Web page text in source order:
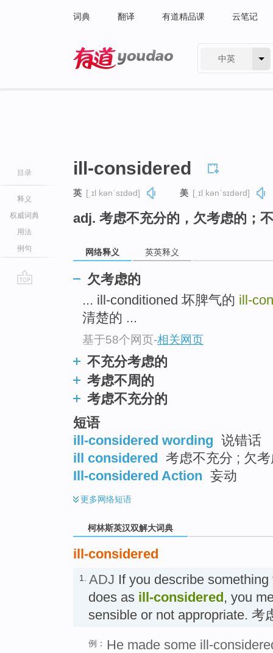
词典 翻译 有道精品课 云笔记
中英
目录
释义
权威词典
用法
例句
ill-considered
英 [ˌɪl kənˈsɪdəd] 美 [ˌɪl kənˈsɪdərd]
adj. 考虑不充分的，欠考虑的；
网络释义 英英释义
欠考虑的
... ill-conditioned 坏脾气的 ill-
清楚的 ...
基于58个网页-相关网页
不充分考虑的
考虑不周的
考虑不充分的
短语
ill-considered wording 说错话
ill considered 考虑不充分 ; 欠
Ill-considered Action 妄动
更多网络短语
柯林斯英汉双解大词典
ill-considered
1. ADJ If you describe
does as ill-considered, you
sensible or not appropriate. 考
例： He made some ill-